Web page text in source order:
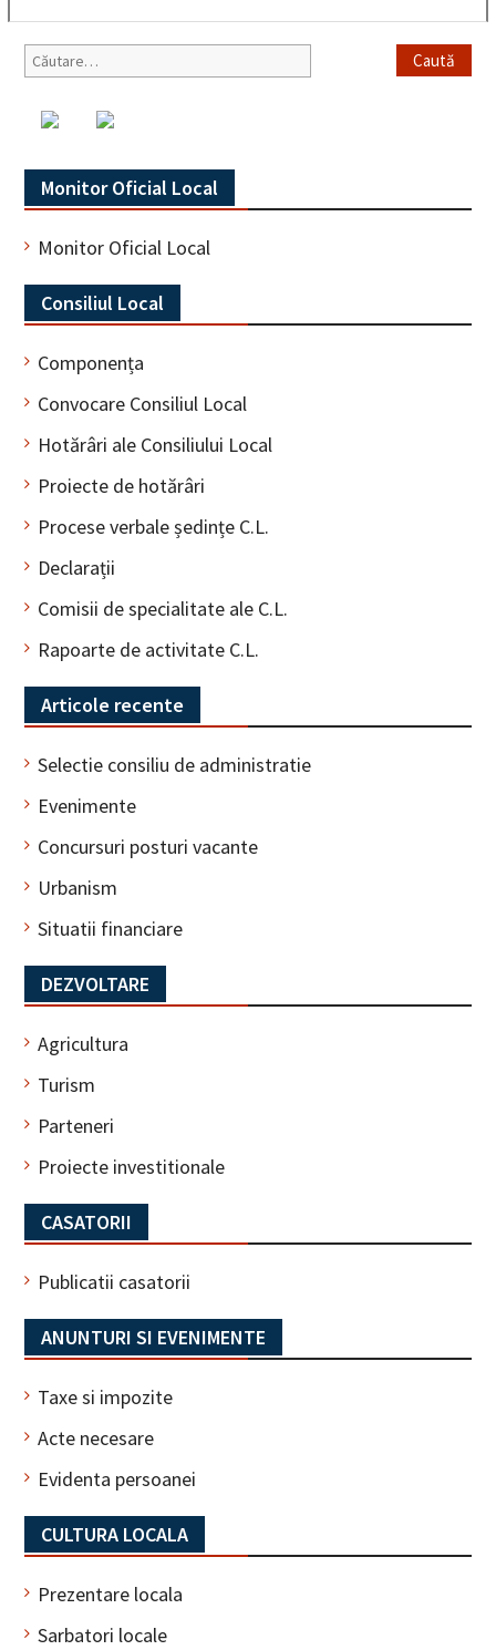
Monitor Oficial Local
Monitor Oficial Local
Consiliul Local
Componența
Convocare Consiliul Local
Hotărâri ale Consiliului Local
Proiecte de hotărâri
Procese verbale ședințe C.L.
Declarații
Comisii de specialitate ale C.L.
Rapoarte de activitate C.L.
Articole recente
Selectie consiliu de administratie
Evenimente
Concursuri posturi vacante
Urbanism
Situatii financiare
DEZVOLTARE
Agricultura
Turism
Parteneri
Proiecte investitionale
CASATORII
Publicatii casatorii
ANUNTURI SI EVENIMENTE
Taxe si impozite
Acte necesare
Evidenta persoanei
CULTURA LOCALA
Prezentare locala
Sarbatori locale